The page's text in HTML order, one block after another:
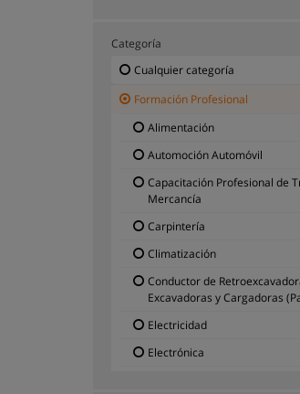
Categoría
Cualquier categoría
Formación Profesional
Alimentación
Automoción Automóvil
Capacitación Profesional de
Mercancía
Carpintería
Climatización
Conductor de
Excavadoras y Cargadoras
Electricidad
Electrónica